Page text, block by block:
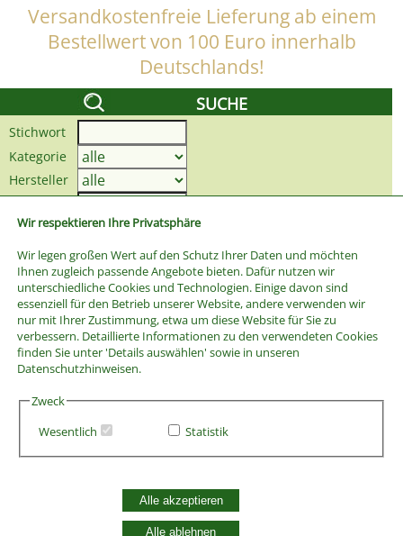
Wir respektieren Ihre Privatsphäre
Wir legen großen Wert auf den Schutz Ihrer Daten und möchten
Ihnen zugleich passende Angebote bieten. Dafür nutzen wir
unterschiedliche Cookies und Technologien. Einige davon sind
essenziell für den Betrieb unserer Website, andere verwenden wir
nur mit Ihrer Zustimmung, etwa um diese Website für Sie zu
verbessern. Detaillierte Informationen zu den verwendeten Cookies
finden Sie unter 'Details auswählen' sowie in unseren
Datenschutzhinweisen.
Zweck
Wesentlich
Statistik
Alle akzeptieren
Alle ablehnen
Versandkostenfreie Lieferung ab einem
Bestellwert von 100 Euro innerhalb
Deutschlands!
SUCHE
Stichwort
Kategorie
Hersteller
Widerrufsbelehrung
Vertrag widerrufen